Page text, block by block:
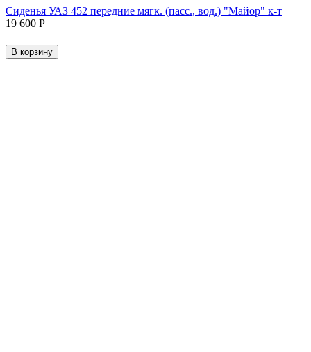
Сиденья УАЗ 452 передние мягк. (пасс., вод.) "Майор" к-т
19 600 Р
В корзину